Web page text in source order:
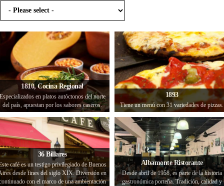
1810, Cocina Regional
en platos autóctonos del norte
del país, apuestan por los sabores caseros.
1893
Tiene un menú con 31 variedades de pizzas.
36 Billares
café es un testigo privilegiado de Buenos
desde fines del siglo XIX. Diversión en
con el marco de una ambientación
Albamonte Ristorante
Desde abril de 1958, es parte de la historia
gastronómica porteña. Tradición, calidad y